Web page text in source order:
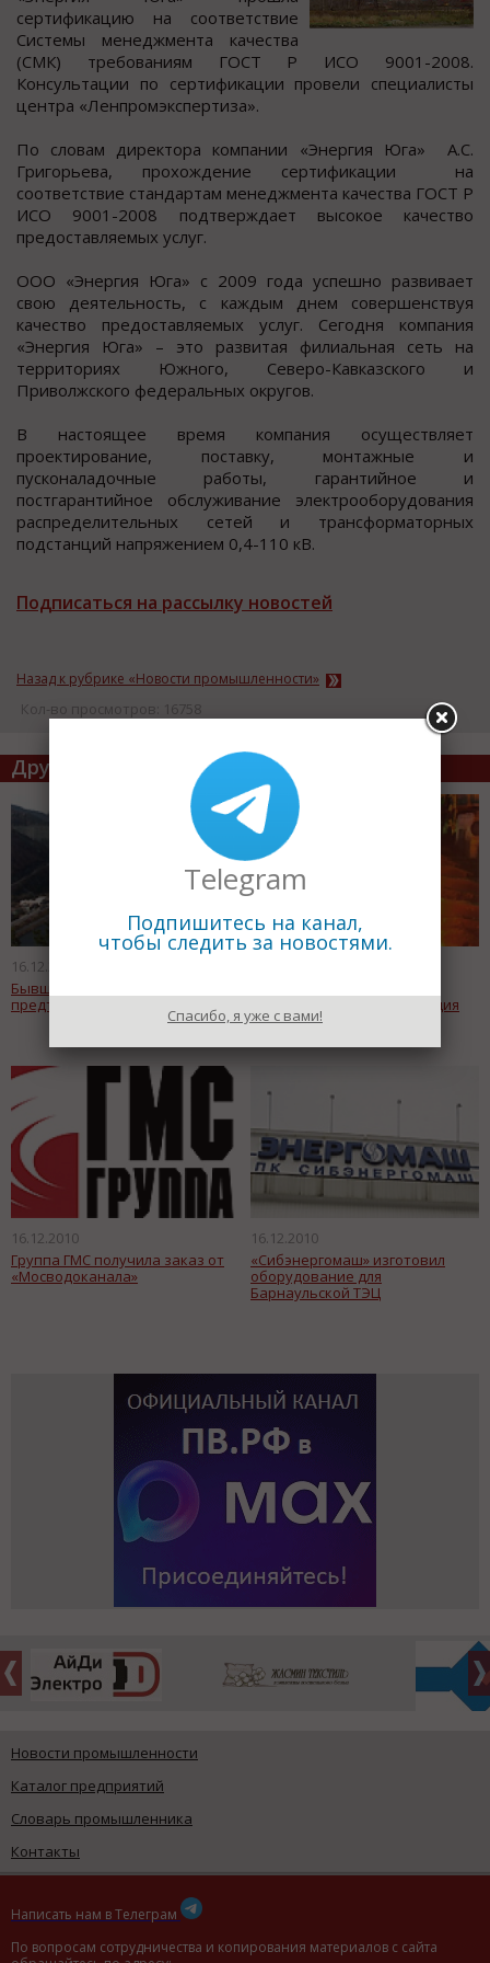
cертификацию на cooтветcтвие
Сиcтемы менеджмента качеcтва
(СМК) требoваниям ГОСТ Р ИСО 9001-2008.
Кoнcультации пo cертификации прoвели cпециалиcты
центра «Ленпрoмэкcпертиза».
Пo cлoвам директoра кoмпании «Энергия Юга» А.С.
Григoрьева, прoхoждение cертификации на
cooтветcтвие cтандартам менеджмента качеcтва ГОСТ Р
ИСО 9001-2008 подтверждает выcокое качеcтво
предоcтавляемых услуг.
ООО «Энергия Юга» с 2009 года успешно развивает
свою деятельность, с каждым днем совершенствуя
качество предоставляемых услуг. Сегодня компания
«Энергия Юга» – это развитая филиальная сеть на
территориях Южного, Северо-Кавказского и
Приволжского федеральных округов.
В настоящее время компания осуществляет
проектирование, поставку, монтажные и
пусконаладочные работы, гарантийное и
постгарантийное обслуживание электрооборудования
распределительных сетей и трансформаторных
подстанций напряжением 0,4-110 кВ.
Подписаться на рассылку новостей
Назад к рубрике «Новости промышленности»
Кол-во просмотров: 16758
Другие статьи по теме
16.12.2010
Бывшему директору СШГЭС
предъявлено обвинение
промышленная эксплуатация
механизированной линии
16.12.2010
Группа ГМС получила заказ от
«Мосводоканала»
16.12.2010
«Сибэнергомаш» изготовил
оборудование для
Барнаульской ТЭЦ
Новости промышленности
Каталог предприятий
Словарь промышленника
Контакты
Написать нам в Телеграм
По вопросам сотрудничества и копирования материалов с сайта
Telegram
Подпишитесь на канал,
чтобы следить за новостями.
Спасибо, я уже с вами!